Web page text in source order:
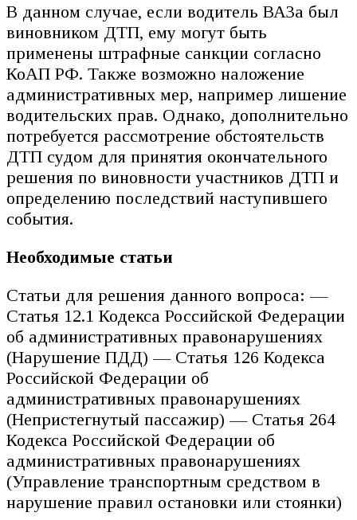
В данном случае, если водитель ВАЗа был
виновником ДТП, ему могут быть
применены штрафные санкции согласно
КоАП РФ. Также возможно наложение
административных мер, например лишение
водительских прав. Однако, дополнительно
потребуется рассмотрение обстоятельств
ДТП судом для принятия окончательного
решения по виновности участников ДТП и
определению последствий наступившего
события.
Необходимые статьи
Статьи для решения данного вопроса: —
Статья 12.1 Кодекса Российской Федерации
об административных правонарушениях
(Нарушение ПДД) — Статья 126 Кодекса
Российской Федерации об
административных правонарушениях
(Непристегнутый пассажир) — Статья 264
Кодекса Российской Федерации об
административных правонарушениях
(Управление транспортным средством в
нарушение правил остановки или стоянки)